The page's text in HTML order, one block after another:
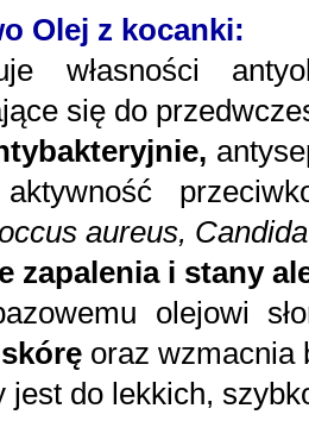
Olej z kocanki:
własności
się do
aktywność
aureus,
zapalenia i stany
olejowi
oraz wzmacnia
jest do lekkich,